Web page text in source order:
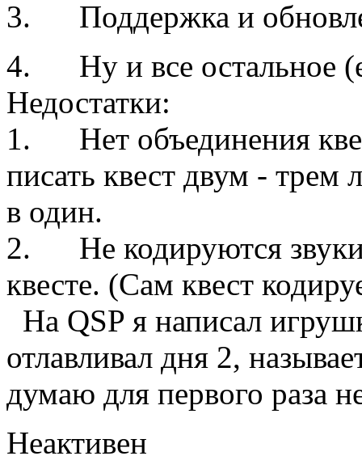
3. Поддержка и
4. Ну и все остальное
Недостатки:
1. Нет объединения
писать квест двум - трем
в один.
2. Не кодируются звуки
квесте. (Сам квест
На QSP я написал
отлавливал дня 2,
думаю для первого раза
Неактивен